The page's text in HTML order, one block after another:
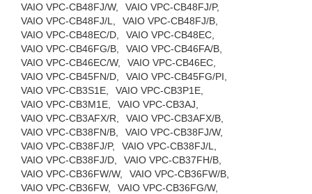
VAIO VPC-CB48FJ/W,
VAIO VPC-CB48FJ/P,
VAIO VPC-CB48FJ/L,
VAIO VPC-CB48FJ/B,
VAIO VPC-CB48EC/D,
VAIO VPC-CB48EC,
VAIO VPC-CB46FG/B,
VAIO VPC-CB46FA/B,
VAIO VPC-CB46EC/W,
VAIO VPC-CB46EC,
VAIO VPC-CB45FN/D,
VAIO VPC-CB45FG/PI,
VAIO VPC-CB3S1E,
VAIO VPC-CB3P1E,
VAIO VPC-CB3M1E,
VAIO VPC-CB3AJ,
VAIO VPC-CB3AFX/R,
VAIO VPC-CB3AFX/B,
VAIO VPC-CB38FN/B,
VAIO VPC-CB38FJ/W,
VAIO VPC-CB38FJ/P,
VAIO VPC-CB38FJ/L,
VAIO VPC-CB38FJ/D,
VAIO VPC-CB37FH/B,
VAIO VPC-CB36FW/W,
VAIO VPC-CB36FW/B,
VAIO VPC-CB36FW,
VAIO VPC-CB36FG/W,